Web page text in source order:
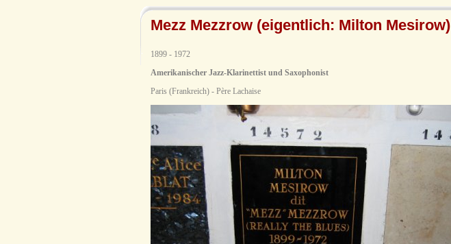
Mezz Mezzrow (eigentlich: Milton Mesirow)
1899 - 1972
Amerikanischer Jazz-Klarinettist und Saxophonist
Paris (Frankreich) - Père Lachaise